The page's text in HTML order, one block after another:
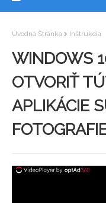
Úvodná Stránka Inštrukcia
WINDOWS
OTVORIŤ
APLIKÁCIE